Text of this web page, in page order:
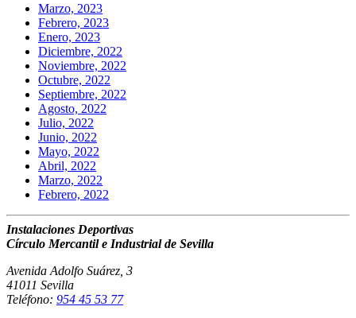
Marzo, 2023
Febrero, 2023
Enero, 2023
Diciembre, 2022
Noviembre, 2022
Octubre, 2022
Septiembre, 2022
Agosto, 2022
Julio, 2022
Junio, 2022
Mayo, 2022
Abril, 2022
Marzo, 2022
Febrero, 2022
Instalaciones Deportivas
Círculo Mercantil e Industrial de Sevilla
Avenida Adolfo Suárez, 3
41011 Sevilla
Teléfono: 954 45 53 77